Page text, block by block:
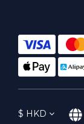
$ HKD